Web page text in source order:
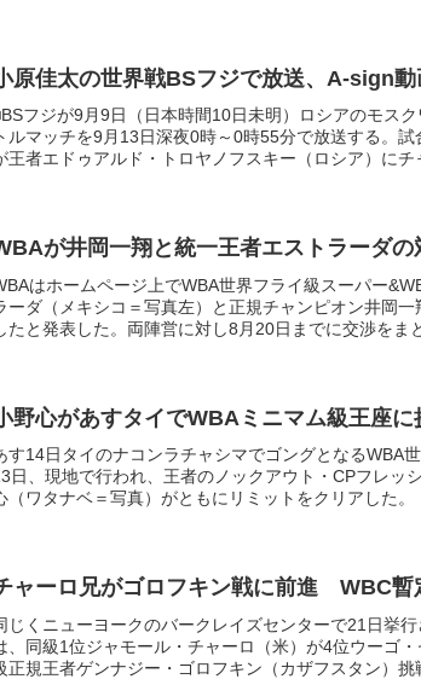
原佳太の世界戦BSフジで放送、A-sign動
フジが9月9日（日本時間10日未明）ロシアのモス
ルマッチを9月13日深夜0時～0時55分で放送する。
王者エドゥアルド・トロヤノフスキー（ロシア）にチ
が井岡一翔と統一王者エストラーダの
はホームページ上でWBA世界フライ級スーパー
ーダ（メキシコ＝写真左）と正規チャンピオン井岡
たと発表した。両陣営に対し8月20日までに交渉をま
野心があすタイでWBAミニマム級王座に
す14日タイのナコンラチャシマでゴングとなるWBA
日、現地で行われ、王者のノックアウト・CPフレッ
（ワタナベ＝写真）がともにリミットをクリアした
ャーロ兄がゴロフキン戦に前進 WBC暫
じくニューヨークのバークレイズセンターで21日挙
、同級1位ジャモール・チャーロ（米）が4位ウーゴ
正規王者ゲンナジー・ゴロフキン（カザフスタン）挑